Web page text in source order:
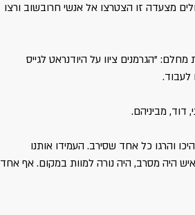
בלבד. הניצולים מצעדה זו הצטרצו אל אנשי חרובשוב ורצו
"הגרמנים ציוו על היודנראט לגייס
והרגו כל אחד שסירב. העמידו אותנו
היה מסרב, היה נורה למוות במקום. אף אחד